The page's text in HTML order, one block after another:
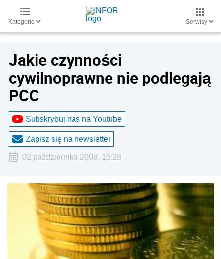
Kategorie Serwisy
Jakie czynności
cywilnoprawne nie podlegają
PCC
Subskrybuj nas na Youtube
Zapisz się na newsletter
02 października 2008, 15:28